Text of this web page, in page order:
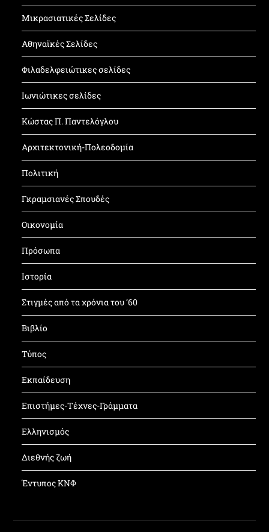
Μικρασιατικές Σελίδες
Αθηναϊκές Σελίδες
Φιλαδελφειώτικες σελίδες
Ιωνιώτικες σελίδες
Κώστας Π. Παντελόγλου
Αρχιτεκτονική-Πολεοδομία
Πολιτική
Γκραμσιανές Σπουδές
Οικονομία
Πρόσωπα
Ιστορία
Στιγμές από τα χρόνια του ’60
Βιβλίο
Τύπος
Εκπαίδευση
Επιστήμες-Τέχνες-Γράμματα
Ελληνισμός
Διεθνής ζωή
Έντυπος ΚΝΦ